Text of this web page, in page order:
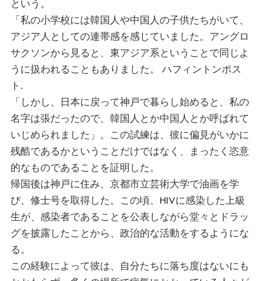
という。
「私の小学校には韓国人や中国人の子供たちがいて、
アジア人としての連帯感を感じていました。アングロ
サクソンから見ると、東アジア系ということで同じよ
うに扱われることもありました。 ハフィントンポス
ト .
「しかし、日本に戻って神戸で暮らし始めると、私の
名字は張だったので、韓国人とか中国人とか呼ばれて
いじめられました」。この試練は、彼に偏見がいかに
残酷であるかということだけではなく、まったく恣意
的なものであることを証明した。
帰国後は神戸に住み、京都市立芸術大学で油画を学
び、修士号を取得した。この頃、HIVに感染した上級
生が、感染者であることを公表しながら堂々とドラッ
グを披露したことから、政治的な活動をするようにな
る。
この経験によって彼は、自分たちに落ち度はないにも